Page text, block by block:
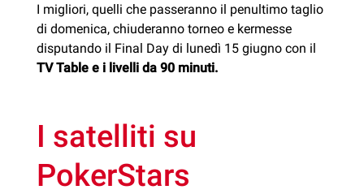
I migliori, quelli che passeranno il penultimo taglio
di domenica, chiuderanno torneo e kermesse
disputando il Final Day di lunedì 15 giugno con il
TV Table e i livelli da 90 minuti.
I satelliti su
PokerStars